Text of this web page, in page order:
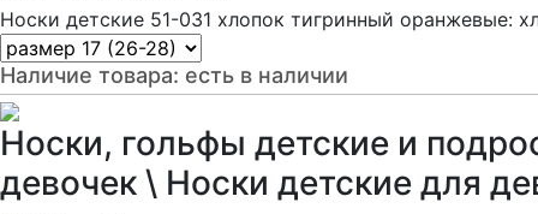
Носки детские 51-031 хлопок тигринный оранжевые:
Наличие товара: есть в наличии
Носки, гольфы детские и
девочек \ Носки детские для